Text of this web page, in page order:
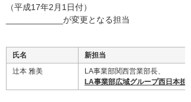
（平成17年2月1日付）
____________が変更となる担当
氏名
新担当
辻本 雅美
LA事業部関西営業部長、
LA事業部広域グループ西日本担当